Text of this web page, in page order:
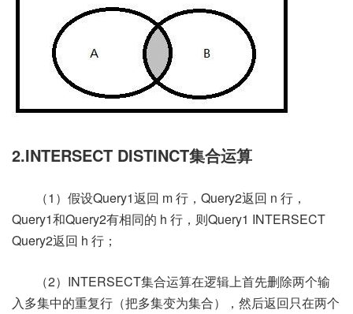
2.INTERSECT DISTINCT集合运算
（1）假设Query1返回 m 行，Query2返回 n 行，
Query1和Query2有相同的 h 行，则Query1 INTERSECT
Query2返回 h 行；
（2）INTERSECT集合运算在逻辑上首先删除两个输
入多集中的重复行（把多集变为集合），然后返回只在两个